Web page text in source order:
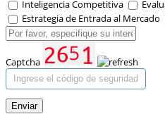
Inteligencia Competitiva
Estrategia de Entrada al Mercado
Captcha
Enviar